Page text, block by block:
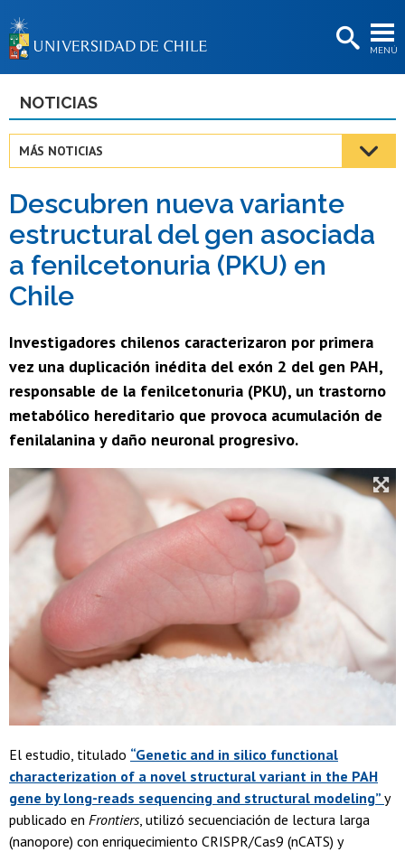
MENÚ
BIBLIOTECAS
Estudiantes
Académicas/os
Funcionarias/os
Egresadas/os
NOTICIAS
MÁS NOTICIAS
Descubren nueva variante
estructural del gen asociada
a fenilcetonuria (PKU) en
Chile
Investigadores chilenos caracterizaron por primera
vez una duplicación inédita del exón 2 del gen PAH,
responsable de la fenilcetonuria (PKU), un trastorno
metabólico hereditario que provoca acumulación de
fenilalanina y daño neuronal progresivo.
El estudio, titulado “Genetic and in silico functional
characterization of a novel structural variant in the PAH
gene by long-reads sequencing and structural modeling” y
publicado en Frontiers, utilizó secuenciación de lectura larga
(nanopore) con enriquecimiento CRISPR/Cas9 (nCATS) y